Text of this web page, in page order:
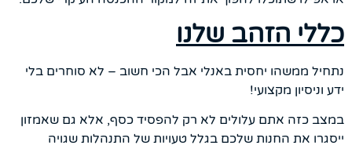
כללי הזהב שלנו
נתחיל ממשהו יחסית באנלי אבל הכי חשוב – לא סוחרים בלי
ידע וניסיון מקצועי!
במצב כזה אתם עלולים לא רק להפסיד כסף, אלא גם שאמזון
ייסגרו את החנות שלכם בגלל טעויות של התנהלות שגויה